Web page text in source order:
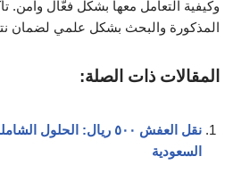
وكيفية التعامل معها بشكل فعّال وآمن.
المذكورة والبحث بشكل علمي لضمان
المقالات ذات الصلة:
نقل العفش ٥٠٠ ريال:
السعودية